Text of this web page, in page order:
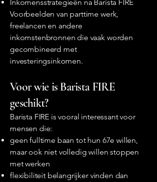
Inkomensstrategieën na Barista FIRE
Voorbeelden van parttime werk,
freelancen en andere
inkomstenbronnen die vaak worden
gecombineerd met
investeringsinkomen.
Voor wie is Barista FIRE
geschikt?
Barista FIRE is vooral interessant voor
mensen die:
geen fulltime baan tot hun 67e willen,
maar ook niet volledig willen stoppen
met werken
flexibiliteit belangrijker vinden dan